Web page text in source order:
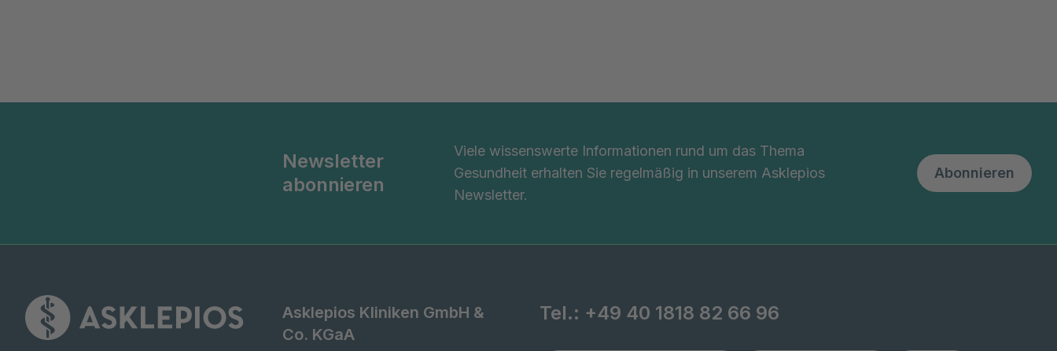
Newsletter
abonnieren
Viele wissenswerte Informationen rund um das Thema
Gesundheit erhalten Sie regelmäßig in unserem Asklepios
Newsletter.
Abonnieren
Asklepios Kliniken GmbH &
Co. KGaA
Tel.: +49 40 1818 82 66 96